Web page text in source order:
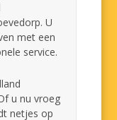
U
met een
service.
u nu vroeg
netjes op